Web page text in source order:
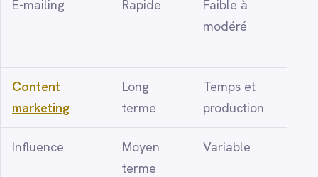
E-mailing Rapide
Faible à
modéré
Content
marketing
Long
terme
Temps et
production
Influence
Moyen
terme
Variable